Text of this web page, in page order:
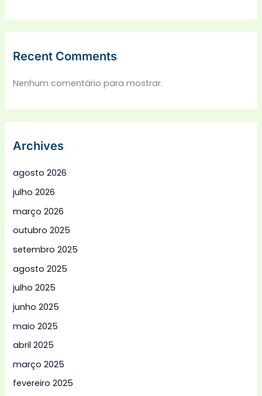
Recent Comments
Nenhum comentário para mostrar.
Archives
agosto 2026
julho 2026
março 2026
outubro 2025
setembro 2025
agosto 2025
julho 2025
junho 2025
maio 2025
abril 2025
março 2025
fevereiro 2025